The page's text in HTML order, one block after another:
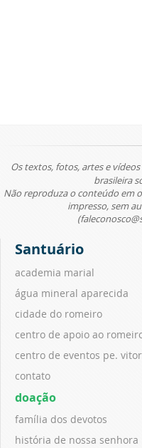
Os textos, fotos, artes e
brasileira
Não reproduza o conteúdo em
impresso, sem
Santuário
academia marial
água mineral aparecida
cidade do romeiro
centro de apoio ao
centro de eventos pe. vitor
contato
doação
família dos devotos
história de nossa senhora